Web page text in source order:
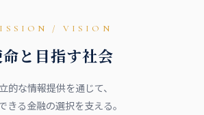
/ VISION
と目指す社会
的な情報提供を通じて、
きる金融の選択を支える。